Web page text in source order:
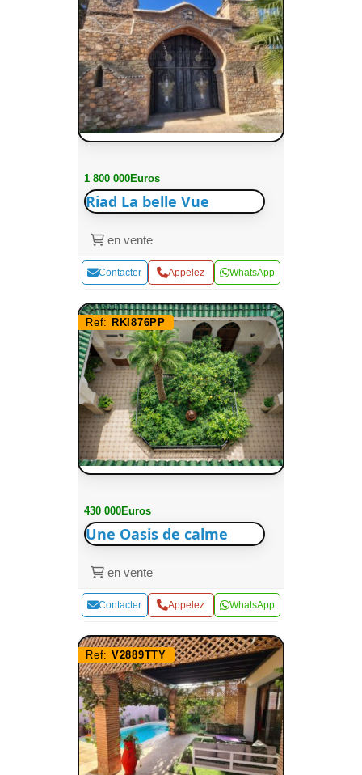
1 800 000Euros
Riad La belle Vue
en vente
Contacter Appelez WhatsApp
Ref: RKI876PP
430 000Euros
Une Oasis de calme
en vente
Contacter Appelez WhatsApp
Ref: V2889TTY